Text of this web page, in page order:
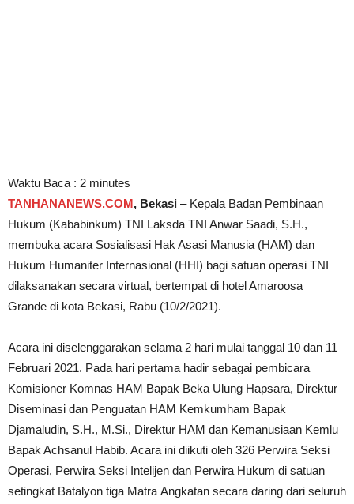
Waktu Baca : 2 minutes
TANHANANEWS.COM, Bekasi – Kepala Badan Pembinaan
Hukum (Kababinkum) TNI Laksda TNI Anwar Saadi, S.H.,
membuka acara Sosialisasi Hak Asasi Manusia (HAM) dan
Hukum Humaniter Internasional (HHI) bagi satuan operasi TNI
dilaksanakan secara virtual, bertempat di hotel Amaroosa
Grande di kota Bekasi, Rabu (10/2/2021).
Acara ini diselenggarakan selama 2 hari mulai tanggal 10 dan 11
Februari 2021. Pada hari pertama hadir sebagai pembicara
Komisioner Komnas HAM Bapak Beka Ulung Hapsara, Direktur
Diseminasi dan Penguatan HAM Kemkumham Bapak
Djamaludin, S.H., M.Si., Direktur HAM dan Kemanusiaan Kemlu
Bapak Achsanul Habib. Acara ini diikuti oleh 326 Perwira Seksi
Operasi, Perwira Seksi Intelijen dan Perwira Hukum di satuan
setingkat Batalyon tiga Matra Angkatan secara daring dari seluruh